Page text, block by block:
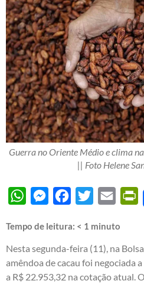
Guerra no Oriente Médio e clima
|| Foto Helene
WhatsAppMessengerFacebook
Twitter Email
Tempo de leitura: < 1 minuto
Nesta segunda-feira (11), na
amêndoa de cacau foi negociada
a R$ 22.953,32 na cotação atual.